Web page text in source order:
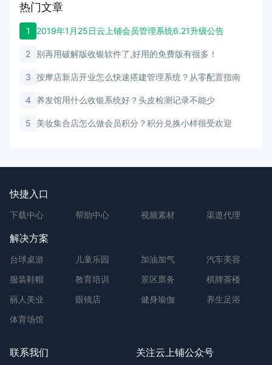
热门文章
1 2019年1月25日云上铺会员管理系统6.21升级公告
2 别再用破解版收银软件了,好用的免费版有很多！
3 按摩店新店开业怎么快速搭建管理系统？从零配置指南
4 养发馆用什么收银系统好？头皮检测记录不能少
5 美妆集合店怎么做会员积分？积分兑换小样很受欢迎
快捷入口
下载中心 帮助中心 视频素材 渠道代理
解决方案
台球桌游 儿童乐园 加油加气
汽车美容
服装鞋帽
教育培训 景区票务
棋牌茶楼
丽人美业
眼镜店 健身瑜伽
养生足浴
体育场馆
联系我们 关注云上铺公众号